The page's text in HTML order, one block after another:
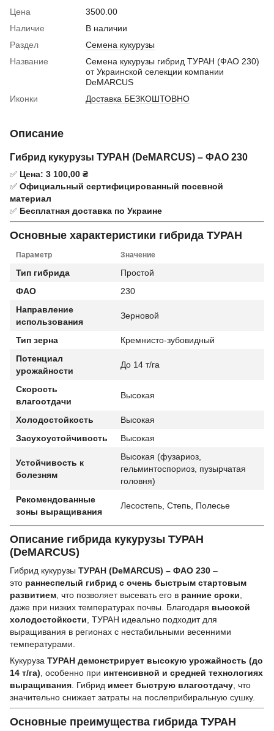
Цена
3500.00
Наличие
В наличии
Раздел
Семена кукурузы
Название
Семена кукурузы гибрид ТУРАН (ФАО 230)
от Украинской селекции компании
DeMARCUS
Иконки
Доставка БЕЗКОШТОВНО
Описание
Гибрид кукурузы ТУРАН (DeMARCUS) – ФАО 230
✅ Цена: 3 100,00 ₴
✅ Официальный сертифицированный посевной
материал
✅ Бесплатная доставка по Украине
Основные характеристики гибрида ТУРАН
Параметр Значение
Тип гибрида
Простой
ФАО
230
Направление
использования
Зерновой
Тип зерна
Кремнисто-зубовидный
Потенциал
урожайности
До 14 т/га
Скорость
влагоотдачи
Высокая
Холодостойкость
Высокая
Засухоустойчивость
Высокая
Устойчивость к
болезням
Высокая (фузариоз,
гельминтоспориоз, пузырчатая
головня)
Рекомендованные
зоны выращивания
Лесостепь, Степь, Полесье
Описание гибрида кукурузы ТУРАН
(DeMARCUS)
Гибрид кукурузы ТУРАН (DeMARCUS) – ФАО 230 –
это раннеспелый гибрид с очень быстрым стартовым
развитием , что позволяет высевать его в ранние сроки
даже при низких температурах почвы. Благодаря высокой
холодостойкости , ТУРАН идеально подходит для
выращивания в регионах с нестабильными весенними
температурами.
Кукуруза ТУРАН демонстрирует высокую урожайность (до
14 т/га) , особенно при интенсивной и средней технологиях
выращивания . Гибрид имеет быструю влагоотдачу , что
значительно снижает затраты на послеприбиральную сушку.
Основные преимущества гибрида ТУРАН